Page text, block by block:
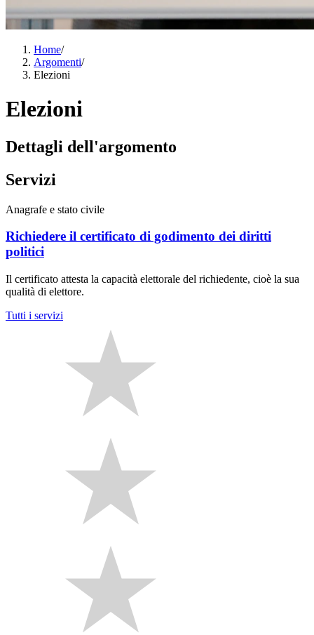
Home/
Argomenti/
Elezioni
Elezioni
Dettagli dell'argomento
Servizi
Anagrafe e stato civile
Richiedere il certificato di godimento dei diritti
politici
Il certificato attesta la capacità elettorale del richiedente, cioè la sua
qualità di elettore.
Tutti i servizi